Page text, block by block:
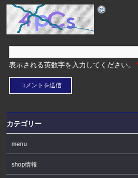
表示される英数字を入力してください。*
カテゴリー
menu
shop情報